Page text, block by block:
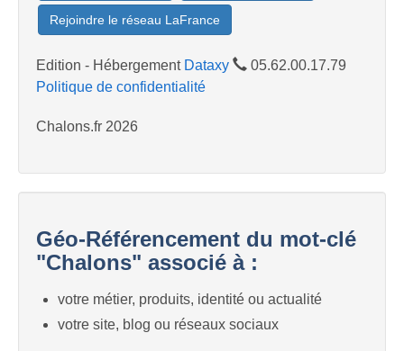
Rejoindre le réseau LaFrance
Edition - Hébergement Dataxy
05.62.00.17.79
Politique de confidentialité
Chalons.fr 2026
Géo-Référencement du mot-clé
"Chalons" associé à :
votre métier, produits, identité ou actualité
votre site, blog ou réseaux sociaux